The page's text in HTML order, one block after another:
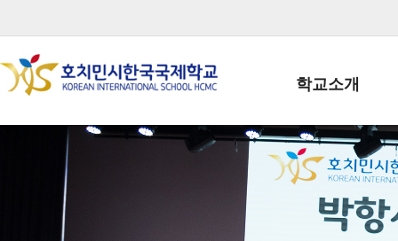
학교소개
학교장인사말
학생회장인사말
학교상징